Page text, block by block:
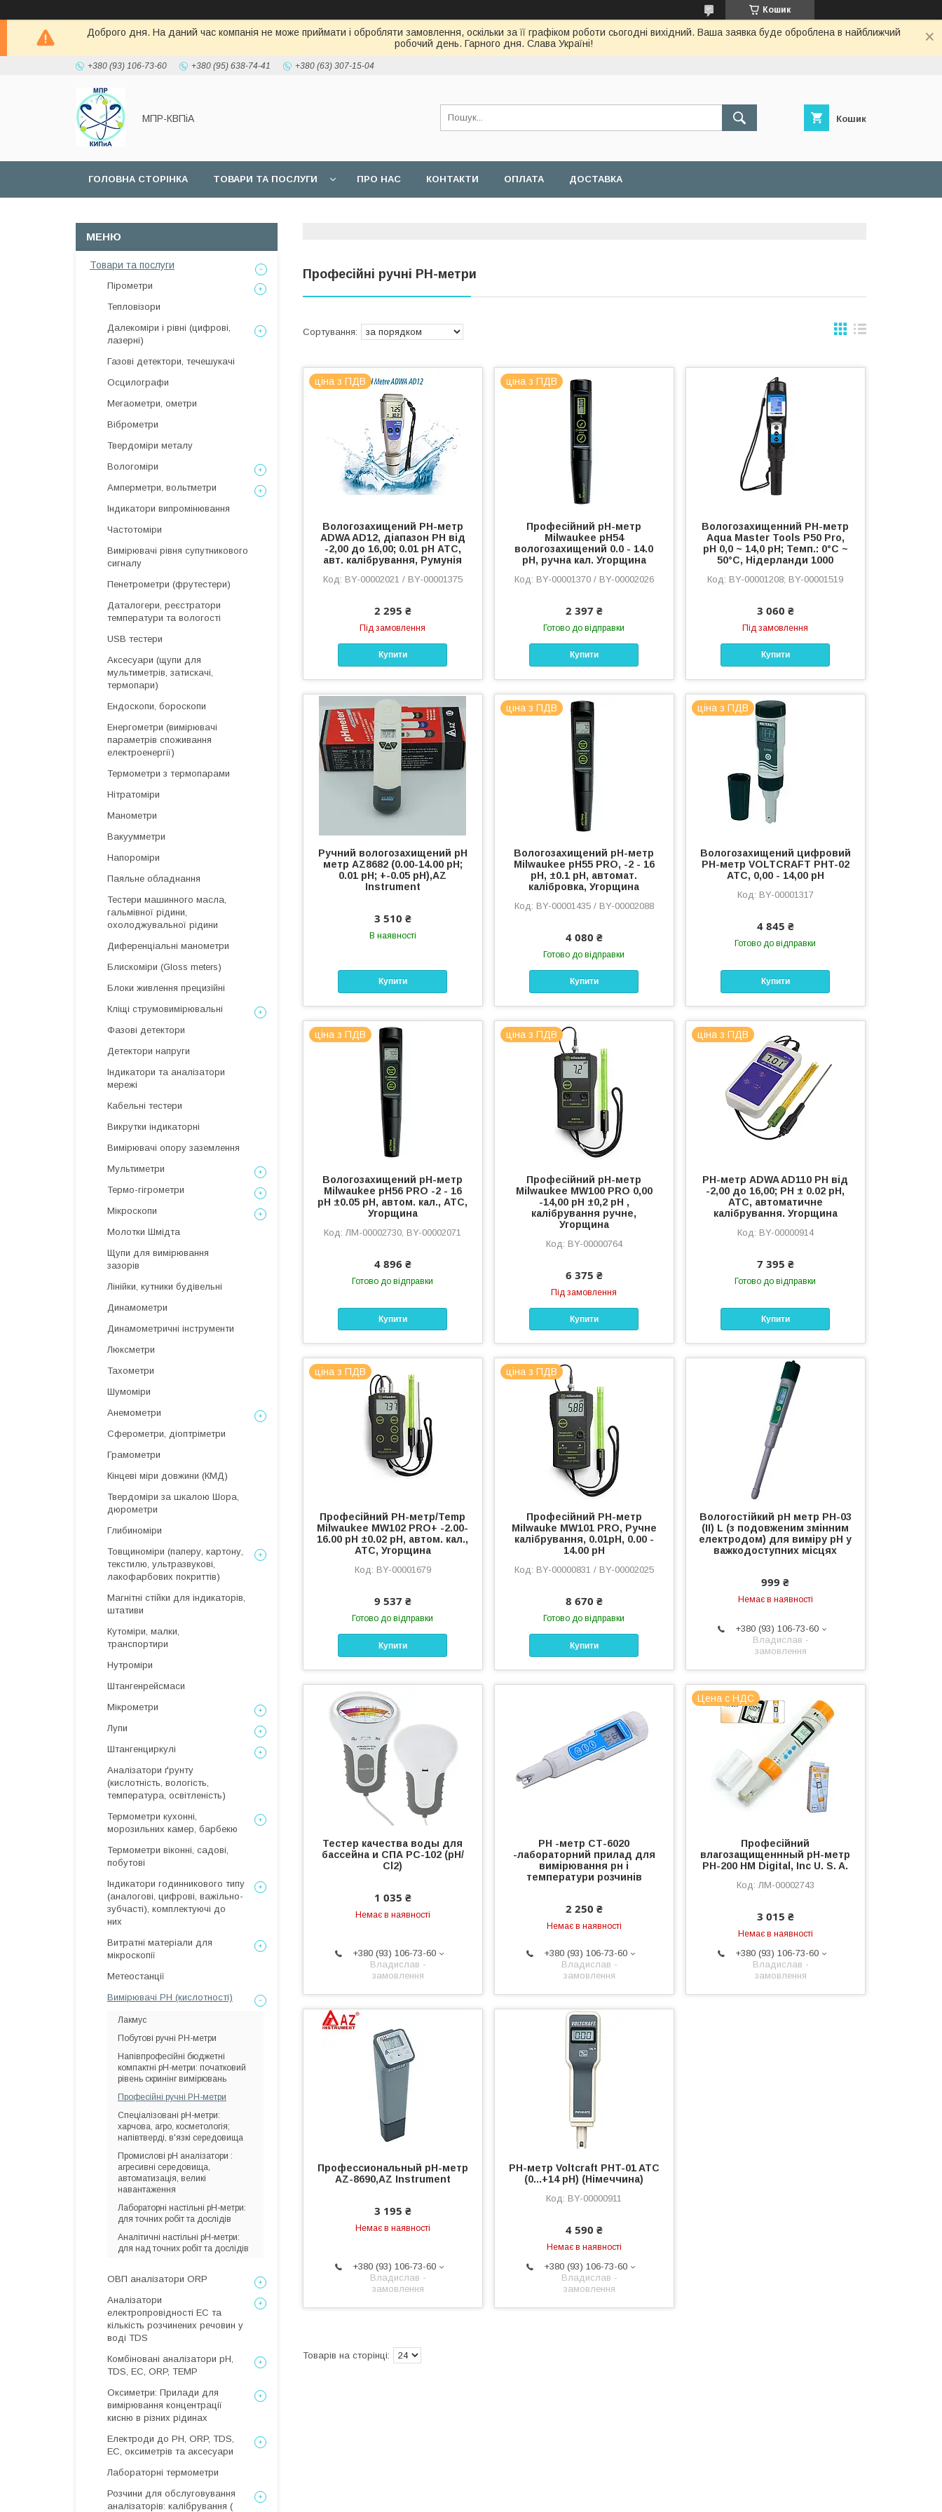
Кошик
Доброго дня. На даний час компанія не може приймати і обробляти замовлення, оскільки за її графіком роботи сьогодні вихідний. Ваша заявка буде оброблена в найближчий
робочий день. Гарного дня. Слава Україні!
+380 (93) 106-73-60 +380 (95) 638-74-41 +380 (63) 307-15-04
МПР-КВПіА Кошик
ГОЛОВНА СТОРІНКА ТОВАРИ ТА ПОСЛУГИ ПРО НАС КОНТАКТИ ОПЛАТА ДОСТАВКА
Професійні ручні РН-метри
ціна з ПДВ
Вологозахищений РН-метр
ADWA AD12, діапазон РН від
-2,00 до 16,00; 0.01 pH АТС,
авт. калібрування, Румунія
BY-00002021 / BY-00001375
2 295 ₴
Під замовлення
Купити
ціна з ПДВ
Професійний pH-метр
Milwaukee pH54
вологозахищений 0.0 - 14.0
pH, ручна кал. Угорщина
BY-00001370 / BY-00002026
2 397 ₴
Готово до відправки
Купити
Вологозахищенний PH-метр
Aqua Master Tools P50 Pro,
рН 0,0 ~ 14,0 рН; Темп.: 0°C ~
50°C, Нідерланди 1000
BY-00001208; BY-00001519
3 060 ₴
Під замовлення
Купити
Ручний вологозахищений pH
метр AZ8682 (0.00-14.00 рН;
0.01 рН; +-0.05 рН),AZ
Instrument
3 510 ₴
В наявності
Купити
ціна з ПДВ
Вологозахищений pH-метр
Milwaukee pH55 PRO, -2 - 16
pH, ±0.1 pH, автомат.
калібровка, Угорщина
BY-00001435 / BY-00002088
4 080 ₴
Готово до відправки
Купити
ціна з ПДВ
Вологозахищений цифровий
PH-метр VOLTCRAFT PHT-02
ATC, 0,00 - 14,00 pH
BY-00001317
4 845 ₴
Готово до відправки
Купити
ціна з ПДВ
Вологозахищений pH-метр
Milwaukee pH56 PRO -2 - 16
pH ±0.05 pH, автом. кал., АТС,
Угорщина
ЛМ-00002730, BY-00002071
4 896 ₴
Готово до відправки
Купити
ціна з ПДВ
Професійний pH-метр
Milwaukee MW100 PRO 0,00
-14,00 pH ±0,2 pH ,
калібрування ручне,
Угорщина
BY-00000764
6 375 ₴
Під замовлення
Купити
ціна з ПДВ
РН-метр ADWA AD110 РН від
-2,00 до 16,00; РН ± 0.02 pH,
АТС, автоматичне
калібрування. Угорщина
BY-00000914
7 395 ₴
Готово до відправки
Купити
ціна з ПДВ
Професійний PH-метр/Temp
Milwaukee MW102 PRO+ -2.00-
16.00 pH ±0.02 pH, автом. кал.,
АТС, Угорщина
BY-00001679
9 537 ₴
Готово до відправки
Купити
ціна з ПДВ
Професійний PH-метр
Milwauke MW101 PRO, Ручне
калібрування, 0.01pH, 0.00 -
14.00 pH
BY-00000831 / BY-00002025
8 670 ₴
Готово до відправки
Купити
Вологостійкий pH метр PH-03
(II) L (з подовженим змінним
електродом) для виміру рН у
важкодоступних місцях
999 ₴
Немає в наявності
+380 (93) 106-73-60
Владислав -
замовлення
Тестер качества воды для
бассейна и СПА РС-102 (рН/
Сl2)
1 035 ₴
Немає в наявності
+380 (93) 106-73-60
Владислав -
замовлення
РН -метр СТ-6020
-лабораторний прилад для
вимірювання рн і
температури розчинів
2 250 ₴
Немає в наявності
+380 (93) 106-73-60
Владислав -
замовлення
Цена с НДС
Професійний
влагозащищеннный рН-метр
PH-200 HM Digital, Inc U. S. A.
ЛМ-00002743
3 015 ₴
Немає в наявності
+380 (93) 106-73-60
Владислав -
замовлення
Профессиональный рН-метр
AZ-8690,AZ Instrument
3 195 ₴
Немає в наявності
+380 (93) 106-73-60
Владислав -
замовлення
РН-метр Voltcraft PHT-01 ATC
(0...+14 рН) (Німеччина)
BY-00000911
4 590 ₴
Немає в наявності
+380 (93) 106-73-60
Владислав -
замовлення
Товари та послуги
Пірометри
Тепловізори
Далекоміри і рівні (цифрові,
лазерні)
Газові детектори, течешукачі
Осцилографи
Мегаометри, ометри
Віброметри
Твердоміри металу
Вологоміри
Амперметри, вольтметри
Індикатори випромінювання
Частотоміри
Вимірювачі рівня супутникового
сигналу
Пенетрометри (фрутестери)
Даталогери, реєстратори
температури та вологості
USB тестери
Аксесуари (щупи для
мультиметрів, затискачі,
термопари)
Ендоскопи, бороскопи
Енергометри (вимірювачі
параметрів споживання
електроенергії)
Термометри з термопарами
Нітратоміри
Манометри
Вакуумметри
Напороміри
Паяльне обладнання
Тестери машинного масла,
гальмівної рідини,
охолоджувальної рідини
Диференціальні манометри
Блискоміри (Gloss meters)
Блоки живлення прецизійні
Кліщі струмовимірювальні
Фазові детектори
Детектори напруги
Індикатори та аналізатори
мережі
Кабельні тестери
Викрутки індикаторні
Вимірювачі опору заземлення
Мультиметри
Термо-гігрометри
Мікроскопи
Молотки Шмідта
Щупи для вимірювання
зазорів
Лінійки, кутники будівельні
Динамометри
Динамометричні інструменти
Люксметри
Тахометри
Шумоміри
Анемометри
Сферометри, діоптріметри
Грамометри
Кінцеві міри довжини (КМД)
Твердоміри за шкалою Шора,
дюрометри
Глибиноміри
Товщиноміри (паперу, картону,
текстилю, ультразвукові,
лакофарбових покриттів)
Магнітні стійки для індикаторів,
штативи
Кутоміри, малки,
транспортири
Нутроміри
Штангенрейсмаси
Мікрометри
Лупи
Штангенциркулі
Аналізатори ґрунту
(кислотність, вологість,
температура, освітленість)
Термометри кухонні,
морозильних камер, барбекю
Термометри віконні, садові,
побутові
Індикатори годинникового типу
(аналогові, цифрові, важільно-
зубчасті), комплектуючі до
них
Витратні матеріали для
мікроскопії
Метеостанції
Вимірювачі РН (кислотності)
Лакмус
Побутові ручні РН-метри
Напівпрофесійні бюджетні
компактні pH-метри: початковий
рівень скринінг вимірювань
Професійні ручні РН-метри
Спеціалізовані pH-метри:
харчова, агро, косметологія;
напівтверді, в'язкі середовища
Промислові рН аналізатори :
агресивні середовища,
автоматизація, великі
навантаження
Лабораторні настільні pH-метри:
для точних робіт та дослідів
Аналітичні настільні pH-метри:
для над точних робіт та дослідів
ОВП аналізатори ORP
Аналізатори
електропровідності EC та
кількість розчинених речовин у
воді TDS
Комбіновані аналізатори pH,
TDS, EC, ORP, TEMP
Оксиметри: Прилади для
вимірювання концентрації
кисню в різних рідинах
Електроди до PH, ORP, TDS,
EC, оксиметрів та аксесуари
Лабораторні термометри
Розчини для обслуговування
аналізаторів: калібрування (